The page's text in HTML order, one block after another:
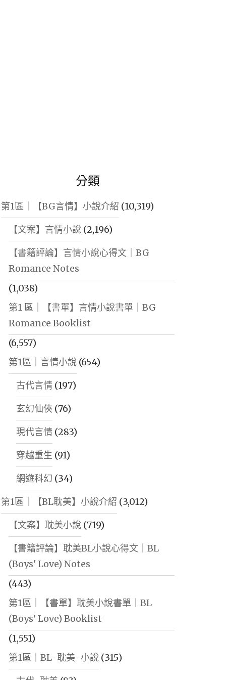
分類
第1區｜【BG言情】小說介紹 (10,319)
【文案】言情小說(2,196)
【書籍評論】言情小說心得文｜BG
Romance Notes
(1,038)
第1 區｜【書單】言情小說書單｜BG
Romance Booklist
(6,557)
第1區｜言情小說(654)
古代言情(197)
玄幻仙俠 (76)
現代言情(283)
穿越重生 (91)
網遊科幻 (34)
第1區｜【BL耽美】小說介紹 (3,012)
【文案】耽美小說(719)
【書籍評論】耽美BL小說心得文｜BL
(Boys' Love) Notes
(443)
第1區｜【書單】耽美小說書單｜BL
(Boys' Love) Booklist
(1,551)
第1區｜BL-耽美-小說(315)